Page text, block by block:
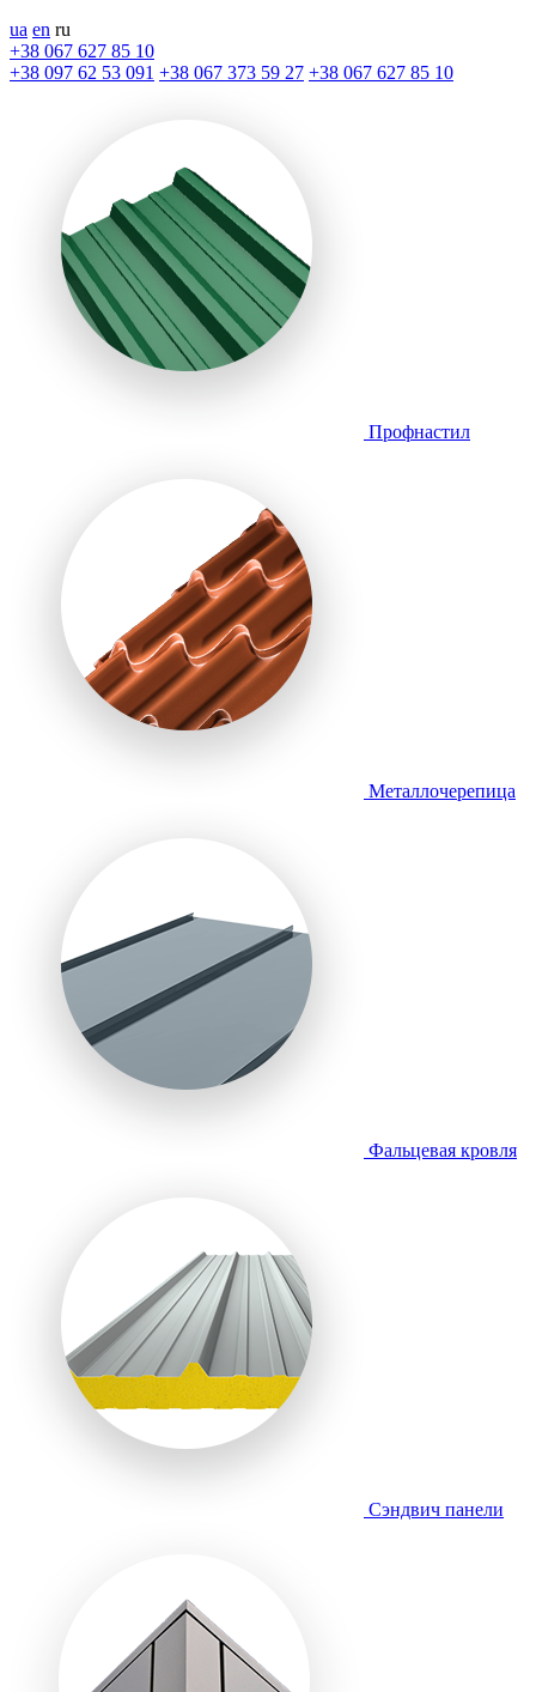
ua en ru
+38 067 627 85 10
+38 097 62 53 091 +38 067 373 59 27 +38 067 627 85 10
Профнастил
Металлочерепица
Фальцевая кровля
Сэндвич панели